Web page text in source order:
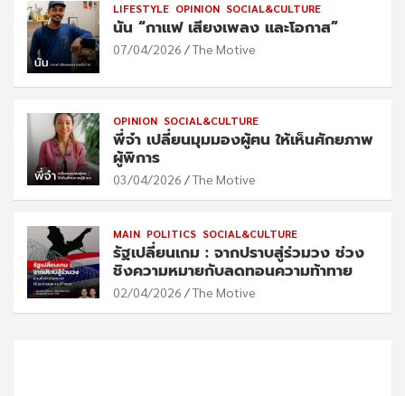
LIFESTYLE OPINION SOCIAL&CULTURE
นัน “กาแฟ เสียงเพลง และโอกาส”
07/04/2026 The Motive
OPINION SOCIAL&CULTURE
พี่จ๋า เปลี่ยนมุมมองผู้ฅน ให้เห็นศักยภาพ
ผู้พิการ
03/04/2026 The Motive
MAIN POLITICS SOCIAL&CULTURE
รัฐเปลี่ยนเกม : จากปราบสู่ร่วมวง ช่วง
ชิงความหมายกับลดทอนความท้าทาย
02/04/2026 The Motive